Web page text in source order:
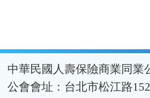
:::中華民國人壽保險商業同業
公會會址：台北市松江路